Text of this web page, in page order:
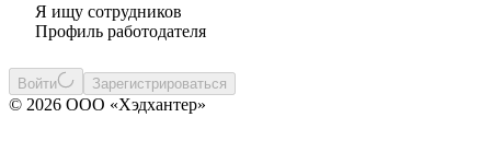
Я ищу сотрудников
Профиль работодателя
Войти Зарегистрироваться
© 2026 ООО «Хэдхантер»